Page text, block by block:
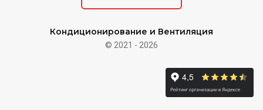
Кондиционирование и Вентиляция
© 2021 - 2026